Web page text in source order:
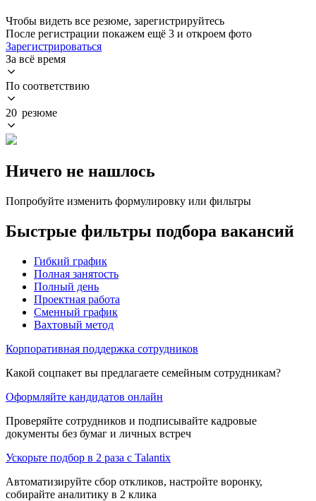
Чтобы видеть все резюме, зарегистрируйтесь
После регистрации покажем ещё 3 и откроем фото
Зарегистрироваться
За всё время
По соответствию
20 резюме
Ничего не нашлось
Попробуйте изменить формулировку или фильтры
Быстрые фильтры подбора вакансий
Гибкий график
Полная занятость
Полный день
Проектная работа
Сменный график
Вахтовый метод
Корпоративная поддержка сотрудников
Какой соцпакет вы предлагаете семейным сотрудникам?
Оформляйте кандидатов онлайн
Проверяйте сотрудников и подписывайте кадровые
документы без бумаг и личных встреч
Ускорьте подбор в 2 раза с Talantix
Автоматизируйте сбор откликов, настройте воронку,
собирайте аналитику в 2 клика